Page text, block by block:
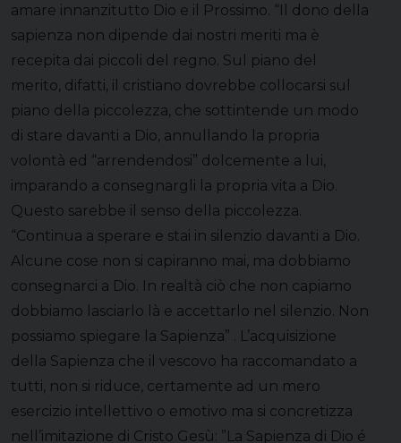
amare innanzitutto Dio e il Prossimo. “Il dono della
sapienza non dipende dai nostri meriti ma è
recepita dai piccoli del regno. Sul piano del
merito, difatti, il cristiano dovrebbe collocarsi sul
piano della piccolezza, che sottintende un modo
di stare davanti a Dio, annullando la propria
volontà ed “arrendendosi” dolcemente a lui,
imparando a consegnargli la propria vita a Dio.
Questo sarebbe il senso della piccolezza.
“Continua a sperare e stai in silenzio davanti a Dio.
Alcune cose non si capiranno mai, ma dobbiamo
consegnarci a Dio. In realtà ciò che non capiamo
dobbiamo lasciarlo là e accettarlo nel silenzio. Non
possiamo spiegare la Sapienza” . L’acquisizione
della Sapienza che il vescovo ha raccomandato a
tutti, non si riduce, certamente ad un mero
esercizio intellettivo o emotivo ma si concretizza
nell’imitazione di Cristo Gesù: ”La Sapienza di Dio é